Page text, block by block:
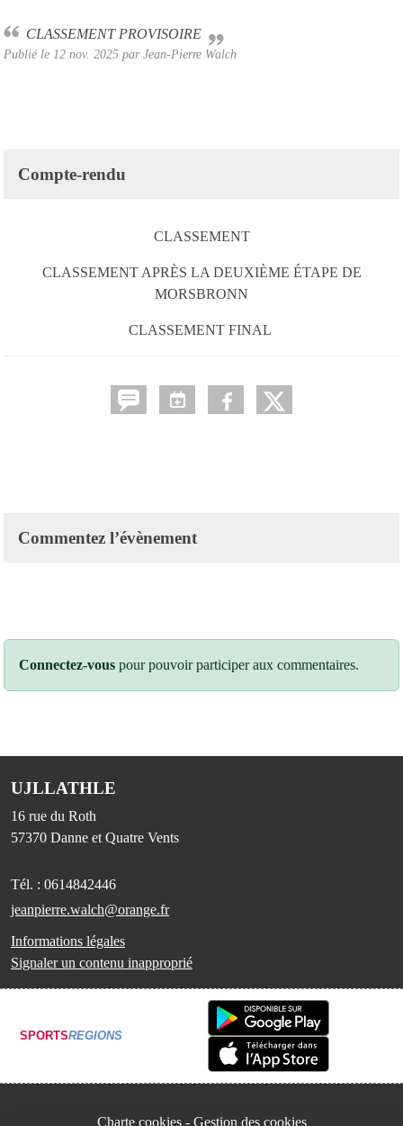
CLASSEMENT PROVISOIRE
Publié le 12 nov. 2025 parJean-Pierre Walch
Compte-rendu
CLASSEMENT
CLASSEMENT APRÈS LA DEUXIÈME ÉTAPE DE
MORSBRONN
CLASSEMENT FINAL
Commentez l’évènement
Connectez-vous pour pouvoir participer aux commentaires.
UJLLATHLE
16 rue du Roth
57370 Danne et Quatre Vents
Tél. : 0614842446
jeanpierre.walch@orange.fr
Informations légales
Signaler un contenu inapproprié
SPORTSREGIONS
Charte cookies Gestion des cookies